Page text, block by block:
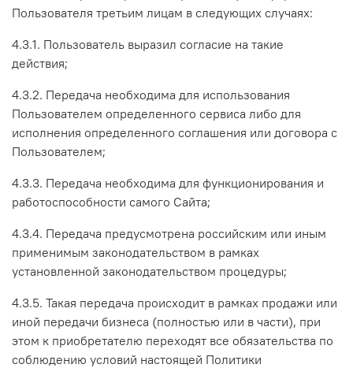
Пользователя третьим лицам в следующих случаях:
4.3.1. Пользователь выразил согласие на такие
действия;
4.3.2. Передача необходима для использования
Пользователем определенного сервиса либо для
исполнения определенного соглашения или договора с
Пользователем;
4.3.3. Передача необходима для функционирования и
работоспособности самого Сайта;
4.3.4. Передача предусмотрена российским или иным
применимым законодательством в рамках
установленной законодательством процедуры;
4.3.5. Такая передача происходит в рамках продажи или
иной передачи бизнеса (полностью или в части), при
этом к приобретателю переходят все обязательства по
соблюдению условий настоящей Политики